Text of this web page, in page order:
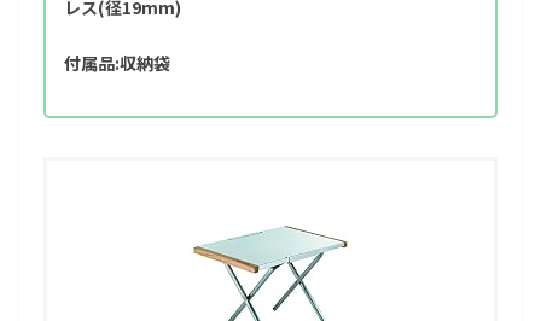
レス(径19mm)
付属品:収納袋